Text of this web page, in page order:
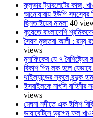
ফ্লুভার ট্যাবলেটের কাজ,
আনোয়ারায় ইউপি সদস্যের
ছিনতাইয়ের মামলা 40
কুয়েতে বাংলাদেশি
সৈয়দ মুজতবা আলী : রম্য
views
মুনাফিকের যে ৭
বিকাশ পিন লক হলে
থাইল্যান্ডের স্কুলে বন্দুক
ইসরাইলকে নাৎসি
views
মেঘনা নদীতে এক ইলিশ
ডায়াবেটিসে ড্রাগন ফল